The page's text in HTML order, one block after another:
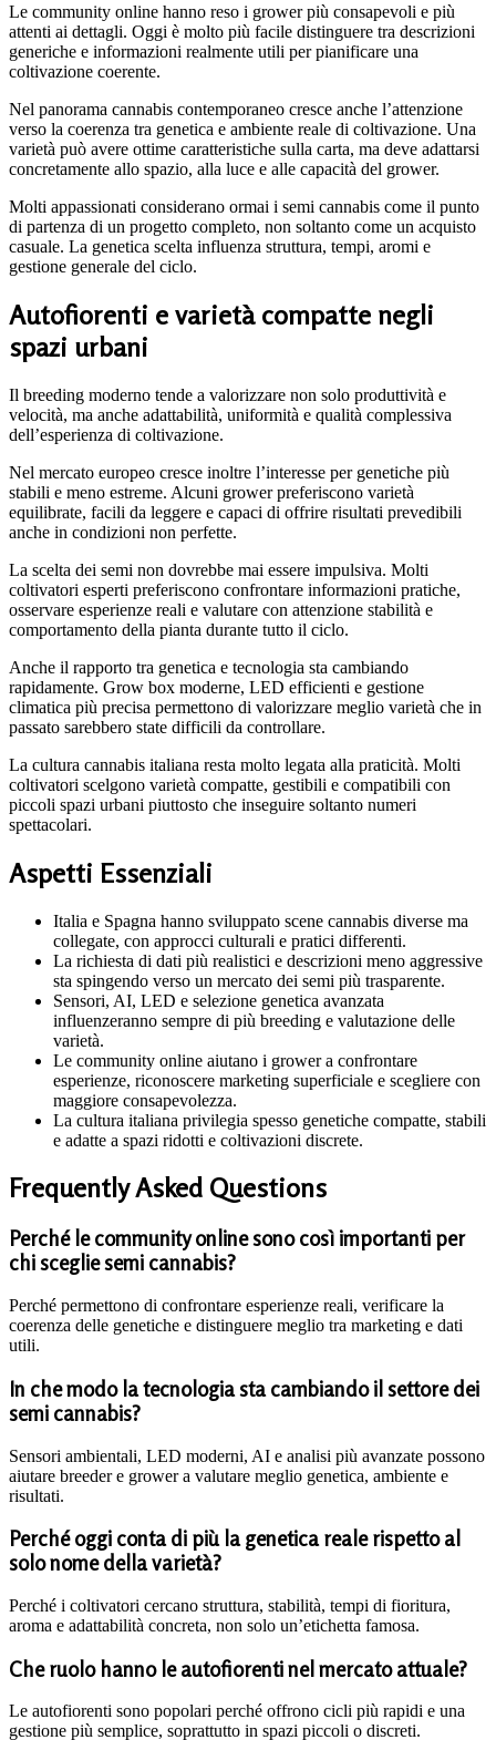
Le community online hanno reso i grower più consapevoli e più
attenti ai dettagli. Oggi è molto più facile distinguere tra descrizioni
generiche e informazioni realmente utili per pianificare una
coltivazione coerente.
Nel panorama cannabis contemporaneo cresce anche l’attenzione
verso la coerenza tra genetica e ambiente reale di coltivazione. Una
varietà può avere ottime caratteristiche sulla carta, ma deve adattarsi
concretamente allo spazio, alla luce e alle capacità del grower.
Molti appassionati considerano ormai i semi cannabis come il punto
di partenza di un progetto completo, non soltanto come un acquisto
casuale. La genetica scelta influenza struttura, tempi, aromi e
gestione generale del ciclo.
Autofiorenti e varietà compatte negli
spazi urbani
Il breeding moderno tende a valorizzare non solo produttività e
velocità, ma anche adattabilità, uniformità e qualità complessiva
dell’esperienza di coltivazione.
Nel mercato europeo cresce inoltre l’interesse per genetiche più
stabili e meno estreme. Alcuni grower preferiscono varietà
equilibrate, facili da leggere e capaci di offrire risultati prevedibili
anche in condizioni non perfette.
La scelta dei semi non dovrebbe mai essere impulsiva. Molti
coltivatori esperti preferiscono confrontare informazioni pratiche,
osservare esperienze reali e valutare con attenzione stabilità e
comportamento della pianta durante tutto il ciclo.
Anche il rapporto tra genetica e tecnologia sta cambiando
rapidamente. Grow box moderne, LED efficienti e gestione
climatica più precisa permettono di valorizzare meglio varietà che in
passato sarebbero state difficili da controllare.
La cultura cannabis italiana resta molto legata alla praticità. Molti
coltivatori scelgono varietà compatte, gestibili e compatibili con
piccoli spazi urbani piuttosto che inseguire soltanto numeri
spettacolari.
Aspetti Essenziali
Italia e Spagna hanno sviluppato scene cannabis diverse ma
collegate, con approcci culturali e pratici differenti.
La richiesta di dati più realistici e descrizioni meno aggressive
sta spingendo verso un mercato dei semi più trasparente.
Sensori, AI, LED e selezione genetica avanzata
influenzeranno sempre di più breeding e valutazione delle
varietà.
Le community online aiutano i grower a confrontare
esperienze, riconoscere marketing superficiale e scegliere con
maggiore consapevolezza.
La cultura italiana privilegia spesso genetiche compatte, stabili
e adatte a spazi ridotti e coltivazioni discrete.
Frequently Asked Questions
Perché le community online sono così importanti per
chi sceglie semi cannabis?
Perché permettono di confrontare esperienze reali, verificare la
coerenza delle genetiche e distinguere meglio tra marketing e dati
utili.
In che modo la tecnologia sta cambiando il settore dei
semi cannabis?
Sensori ambientali, LED moderni, AI e analisi più avanzate possono
aiutare breeder e grower a valutare meglio genetica, ambiente e
risultati.
Perché oggi conta di più la genetica reale rispetto al
solo nome della varietà?
Perché i coltivatori cercano struttura, stabilità, tempi di fioritura,
aroma e adattabilità concreta, non solo un’etichetta famosa.
Che ruolo hanno le autofiorenti nel mercato attuale?
Le autofiorenti sono popolari perché offrono cicli più rapidi e una
gestione più semplice, soprattutto in spazi piccoli o discreti.